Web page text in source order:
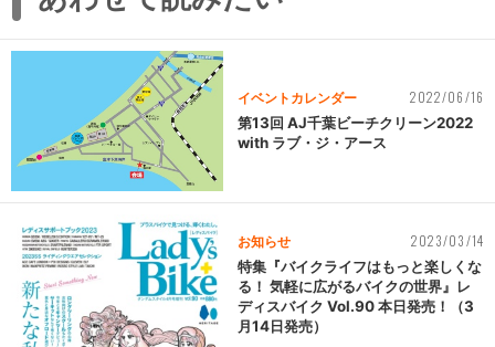
イベントカレンダー 2022/06/16
第13回 AJ千葉ビーチクリーン2022
with ラブ・ジ・アース
お知らせ 2023/03/14
特集『バイクライフはもっと楽しくな
る！ 気軽に広がるバイクの世界』レ
ディスバイク Vol.90 本日発売！（3
月14日発売）